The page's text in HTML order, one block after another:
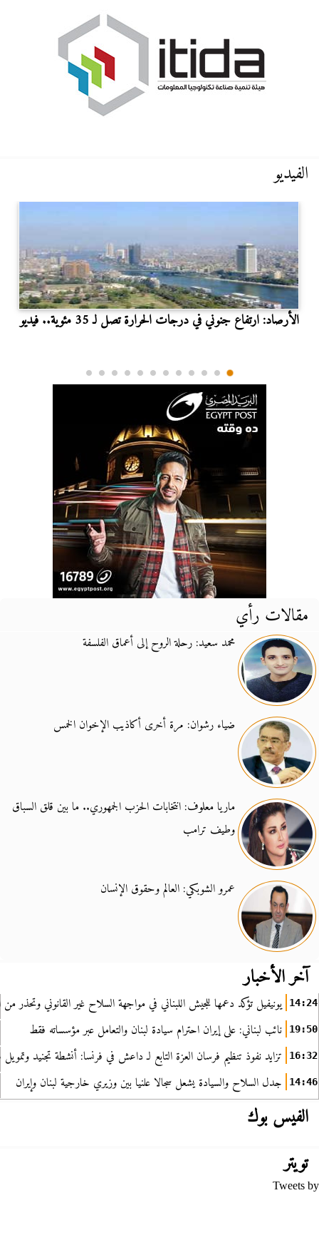
الفيديو
الأرصاد: ارتفاع جنوني في درجات الحرارة تصل لـ 35 مئوية.. فيديو
مقالات رأي
محمد سعيد: رحلة الروح إلى أعماق الفلسفة
ضياء رشوان: مرة أخرى أكاذيب الإخوان الخمس
ماريا معلوف: انتخابات الحزب الجمهوري.. ما بين قلق السباق
وطيف ترامب
عمرو الشوبكي: العالم وحقوق الإنسان
آخر الأخبار
14:24 يونيفيل تؤكد دعمها للجيش اللبناني في مواجهة السلاح غير القانوني وتحذر من
19:50 نائب لبناني: على إيران احترام سيادة لبنان والتعامل عبر مؤسساته فقط
16:32 تزايد نفوذ تنظيم فرسان العزة التابع لـ داعش في فرنسا: أنشطة تجنيد
14:46 جدل السلاح والسيادة يشعل سجالا علنيا بين وزيري خارجية لبنان وإيران
الفيس بوك
تويتر
Tweets by